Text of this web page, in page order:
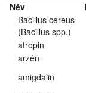
Név
Bacillus cereus
(Bacillus spp.)
atropin
arzén
amigdalin